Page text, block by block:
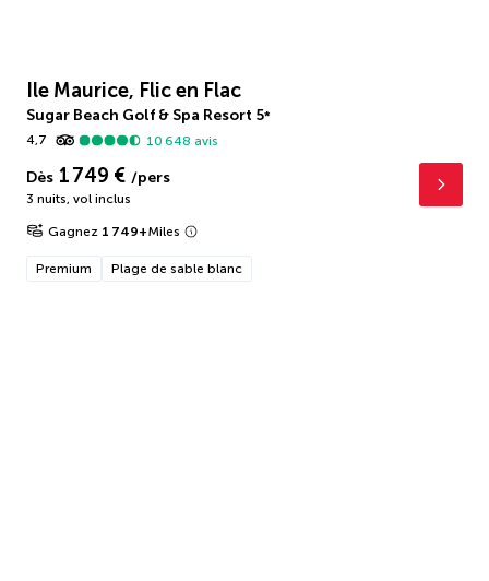
Ile Maurice, Flic en Flac
Sugar Beach Golf & Spa Resort 5*
4,7
10 648 avis
Dès 1 749 € /pers
3 nuits, vol inclus
Gagnez 1 749+Miles
Premium Plage de sable blanc